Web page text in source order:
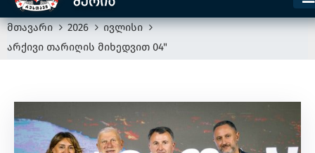
მთავარი 2026
ივლისი
არქივი თარიღის მიხედვით 04"